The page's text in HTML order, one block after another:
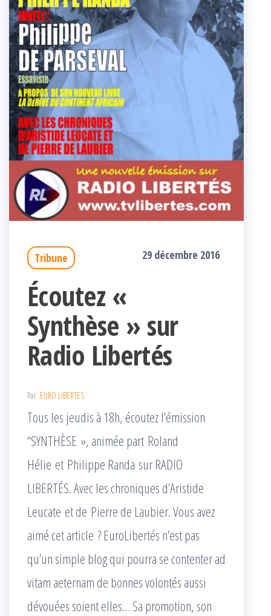
Tribune 29 décembre 2016
Écoutez «
Synthèse » sur
Radio Libertés
Par EURO LIBERTES
Tous les jeudis à 18h, écoutez l’émission
“SYNTHÈSE », animée part Roland
Hélie et Philippe Randa sur RADIO
LIBERTÉS. Avec les chroniques d’Aristide
Leucate et de Pierre de Laubier. Vous avez
aimé cet article ? EuroLibertés n’est pas
qu’un simple blog qui pourra se contenter ad
vitam aeternam de bonnes volontés aussi
dévouées soient elles… Sa promotion, son